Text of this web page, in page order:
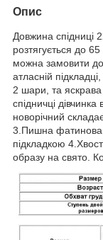
Опис
Довжина спідниці
розтягується до
можна замовити
атласній
2 шари, та яскрава
спідничці
новорічний
3.Пишна фатинова
підкладкою
образу на свято.